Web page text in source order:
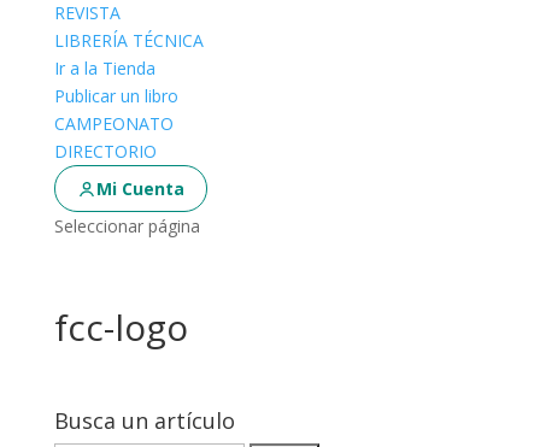
REVISTA
LIBRERÍA TÉCNICA
Ir a la Tienda
Publicar un libro
CAMPEONATO
DIRECTORIO
Mi Cuenta
Seleccionar página
fcc-logo
Busca un artículo